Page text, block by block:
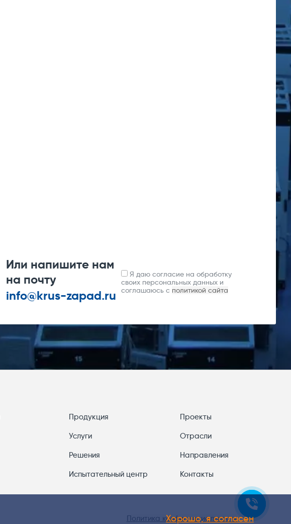
Или напишите нам
на почту
info@krus-zapad.ru
Я даю согласие на обработку
своих персональных данных и
соглашаюсь с политикой сайта
Продукция
Услуги
Решения
Испытательный центр
Проекты
Отрасли
Направления
Контакты
Политика конфиденциальности
Хорошо, я согласен